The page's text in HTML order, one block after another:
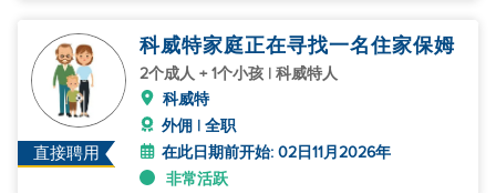
直接聘用
科威特家庭正在寻找一名住家保姆
2个成人 + 1个小孩 | 科威特人
科威特
外佣 | 全职
在此日期前开始: 02日11月2026年
非常活跃